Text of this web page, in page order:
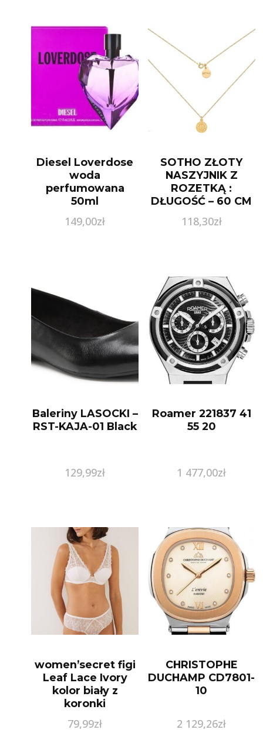
Diesel Loverdose
woda
perfumowana
50ml
149,00zł
SOTHO ZŁOTY
NASZYJNIK Z
ROZETKĄ :
DŁUGOŚĆ – 60 CM
118,30zł
Baleriny LASOCKI –
RST-KAJA-01 Black
129,99zł
Roamer 221837 41
55 20
1 477,00zł
women’secret figi
Leaf Lace Ivory
kolor biały z
koronki
79,99zł
CHRISTOPHE
DUCHAMP CD7801-
10
2 129,26zł